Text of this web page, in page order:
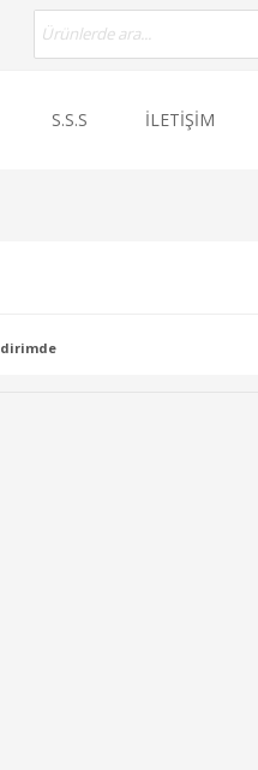
S.S.S İLETİŞİM